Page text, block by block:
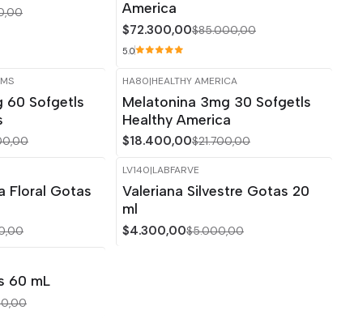
America
$72.300,00$85.000,00
5.0
60 Sofgetls
-15% OFF
Agotado
HA80|HEALTHY AMERICA
Melatonina 3mg 30 Sofgetls
Healthy America
$18.400,00$21.700,00
Floral Gotas
-14%
LV140|LABFARVE
Valeriana Silvestre Gotas 20
ml
$4.300,00$5.000,00
60 mL